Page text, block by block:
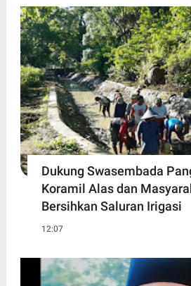
Dukung Swasembada
Koramil Alas dan
Bersihkan Saluran Irigasi
12:07